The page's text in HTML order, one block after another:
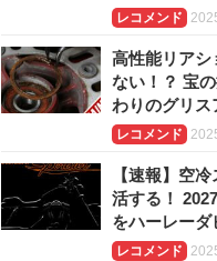
レコメンド
高性能リアシ
ない！？ 宝
わりのグリス
レコメンド
【速報】空
活する！
をハーレー
レコメンド